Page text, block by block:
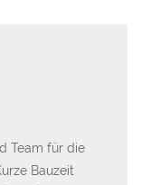
Team für die
Bauzeit